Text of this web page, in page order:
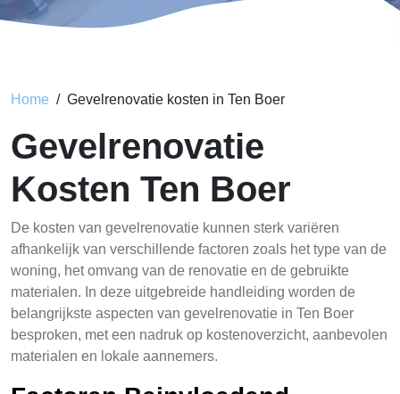
Home Gevelrenovatie kosten in Ten Boer
Gevelrenovatie
Kosten Ten Boer
De kosten van gevelrenovatie kunnen sterk variëren
afhankelijk van verschillende factoren zoals het type van de
woning, het omvang van de renovatie en de gebruikte
materialen. In deze uitgebreide handleiding worden de
belangrijkste aspecten van gevelrenovatie in Ten Boer
besproken, met een nadruk op kostenoverzicht, aanbevolen
materialen en lokale aannemers.